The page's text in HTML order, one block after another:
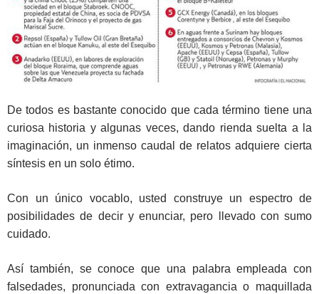
De todos es bastante conocido que cada término tiene una
curiosa historia y algunas veces, dando rienda suelta a la
imaginación, un inmenso caudal de relatos adquiere cierta
síntesis en un solo étimo.
Con un único vocablo, usted construye un espectro de
posibilidades de decir y enunciar, pero llevado con sumo
cuidado.
Así también, se conoce que una palabra empleada con
falsedades, pronunciada con extravagancia o maquillada